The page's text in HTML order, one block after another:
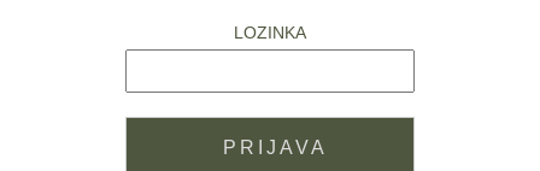
LOZINKA